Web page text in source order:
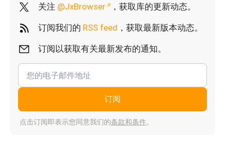
关注 @JxBrowser
，获取库的更新动态。
订阅我们的 RSS feed ，获取最新版本动态。
订阅以获取有关最新发布的通知。
订阅
点击订阅即表示您同意我们的条款和条件。